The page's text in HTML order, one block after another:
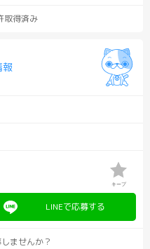
取得済み
報
キープ
LINEで応募する
ませんか？